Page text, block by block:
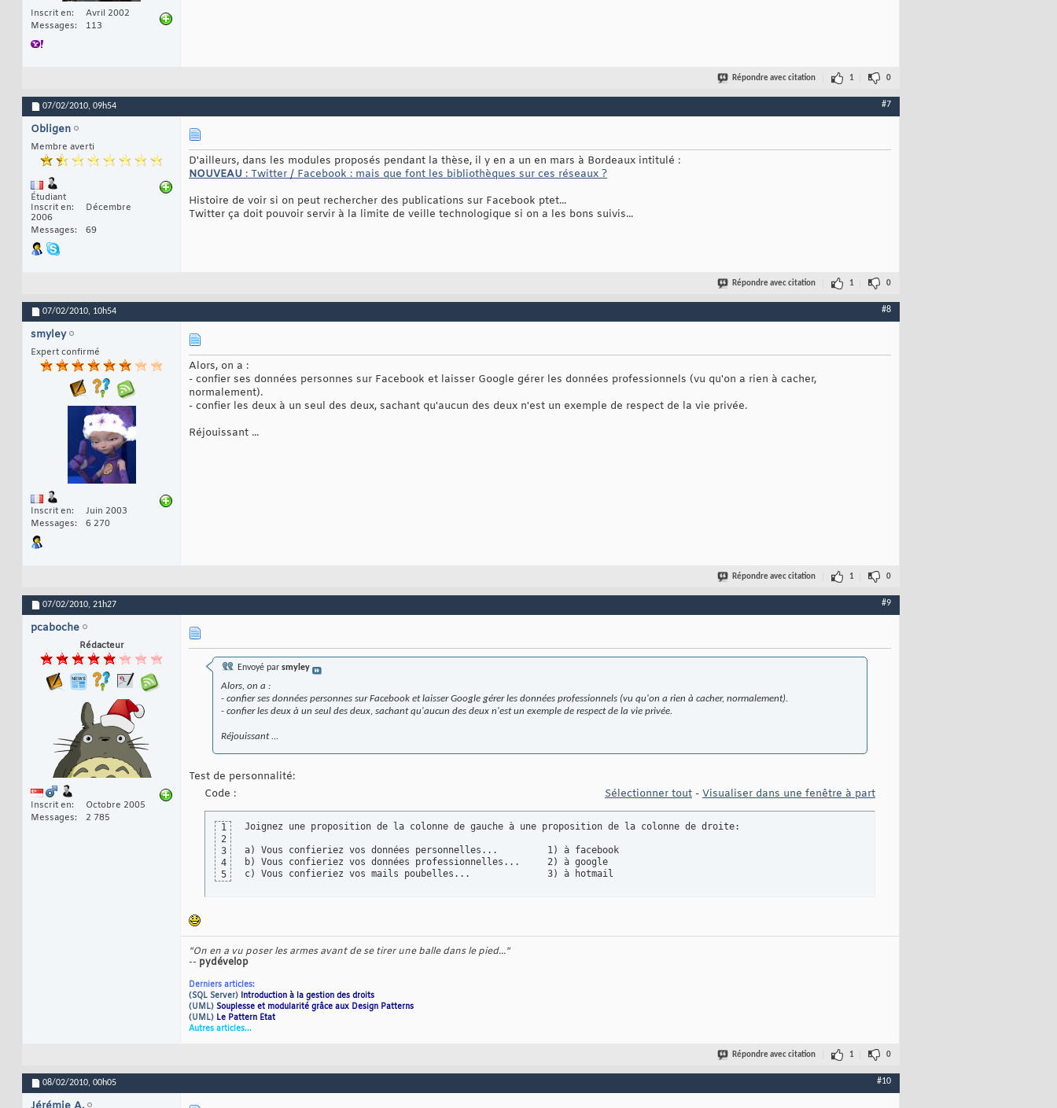
Inscrit en
Avril 2002
Messages
113
Répondre avec citation 1 0
07/02/2010, 09h54 #7
Obligen
Membre averti
Étudiant
Inscrit en
Décembre
2006
Messages
69
D'ailleurs, dans les modules proposés pendant la thèse, il y en a un en mars à Bordeaux intitulé :
NOUVEAU : Twitter / Facebook : mais que font les bibliothèques sur ces réseaux ?
Histoire de voir si on peut rechercher des publications sur Facebook ptet...
Twitter ça doit pouvoir servir à la limite de veille technologique si on a les bons suivis...
Répondre avec citation 1 0
07/02/2010, 10h54 #8
smyley
Expert confirmé
Inscrit en
Juin 2003
Messages
6 270
Alors, on a :
- confier ses données personnes sur Facebook et laisser Google gérer les données professionnels (vu qu'on a rien à cacher,
normalement).
- confier les deux à un seul des deux, sachant qu'aucun des deux n'est un exemple de respect de la vie privée.
Réjouissant ...
Répondre avec citation 1 0
07/02/2010, 21h27 #9
pcaboche
Rédacteur
Inscrit en
Octobre 2005
Messages
2 785
Envoyé par smyley
Alors, on a :
- confier ses données personnes sur Facebook et laisser Google gérer les données professionnels (vu qu'on a rien à cacher, normalement).
- confier les deux à un seul des deux, sachant qu'aucun des deux n'est un exemple de respect de la vie privée.
Réjouissant ...
Test de personnalité:
Code :
Sélectionner tout - Visualiser dans une fenêtre à part
1
2
3
4
5
Joignez une proposition de la colonne de gauche à une proposition de la colonne de droite:
a) Vous confieriez vos données personnelles...         1) à facebook
b) Vous confieriez vos données professionnelles...     2) à google
c) Vous confieriez vos mails poubelles...              3) à hotmail
"On en a vu poser les armes avant de se tirer une balle dans le pied..."
-- pydévelop
Derniers articles:
(SQL Server) Introduction à la gestion des droits
(UML) Souplesse et modularité grâce aux Design Patterns
(UML) Le Pattern Etat
Autres articles...
Répondre avec citation 1 0
08/02/2010, 00h05 #10